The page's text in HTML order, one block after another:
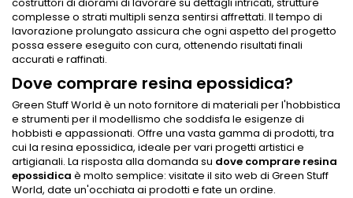
complesse o strati multipli senza sentirsi affrettati. Il tempo di
lavorazione prolungato assicura che ogni aspetto del progetto
possa essere eseguito con cura, ottenendo risultati finali
accurati e raffinati.
Dove comprare resina epossidica?
Green Stuff World è un noto fornitore di materiali per l'hobbistica
e strumenti per il modellismo che soddisfa le esigenze di
hobbisti e appassionati. Offre una vasta gamma di prodotti, tra
cui la resina epossidica, ideale per vari progetti artistici e
artigianali. La risposta alla domanda su dove comprare resina
epossidica è molto semplice: visitate il sito web di Green Stuff
World, date un'occhiata ai prodotti e fate un ordine.